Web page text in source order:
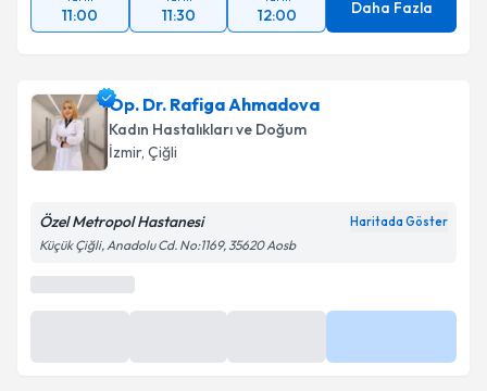
11:00 11:30 12:00 Daha Fazla
Op. Dr. Rafiga Ahmadova
Kadın Hastalıkları ve Doğum
İzmir, Çiğli
Özel Metropol Hastanesi Haritada Göster
Küçük Çiğli, Anadolu Cd. No:1169, 35620 Aosb